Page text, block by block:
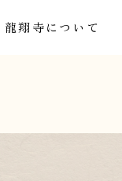
龍翔寺について